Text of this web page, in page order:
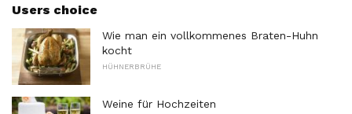
Users choice
Wie man ein vollkommenes Braten-Huhn
kocht
HÜHNERBRÜHE
Weine für Hochzeiten